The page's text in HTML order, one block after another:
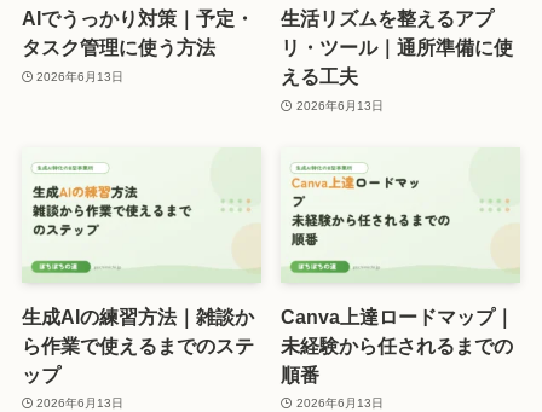
AIでうっかり対策｜予定・
タスク管理に使う方法
2026年6月13日
生活リズムを整えるアプ
リ・ツール｜通所準備に使
える工夫
2026年6月13日
生成AIの練習方法｜雑談か
ら作業で使えるまでのステ
ップ
2026年6月13日
Canva上達ロードマップ｜
未経験から任されるまでの
順番
2026年6月13日